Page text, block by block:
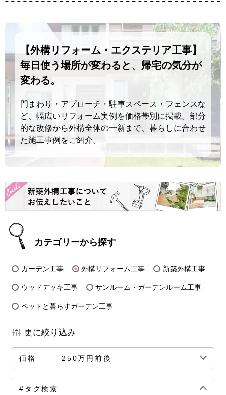
【外構リフォーム・エクステリア工事】
毎日使う場所が変わると、帰宅の気分が
変わる。
門まわり・アプローチ・駐車スペース・フェンスな
ど、幅広いリフォーム実例を価格帯別に掲載。部分
的な改修から外構全体の一新まで、暮らしに合わせ
た施工事例をご紹介。
カテゴリーから探す
ガーデン工事 外構リフォーム工事 新築外構工事
ウッドデッキ工事 サンルーム・ガーデンルーム工事
ペットと暮らすガーデン工事
更に絞り込み
価格 250万円前後
#タグ検索